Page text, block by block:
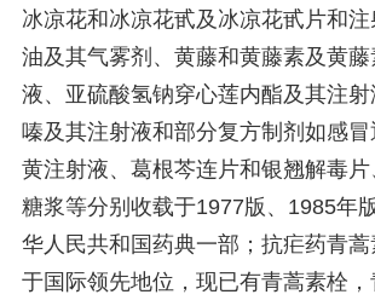
冰凉花和冰凉花甙及冰凉花甙片和
油及其气雾剂、黄藤和黄藤素及黄
液、亚硫酸氢钠穿心莲内酯及其注
嗪及其注射液和部分复方制剂如感
黄注射液、葛根芩连片和银翘解毒
糖浆等分别收载于1977版、1985年
华人民共和国药典一部；抗疟药青
于国际领先地位，现已有青蒿素栓